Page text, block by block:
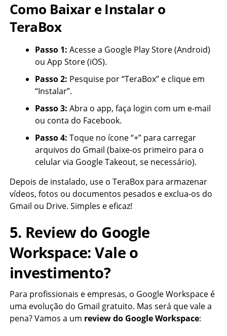
Como Baixar e Instalar o
TeraBox
Passo 1: Acesse a Google Play Store (Android)
ou App Store (iOS).
Passo 2: Pesquise por “TeraBox” e clique em
“Instalar”.
Passo 3: Abra o app, faça login com um e-mail
ou conta do Facebook.
Passo 4: Toque no ícone “+” para carregar
arquivos do Gmail (baixe-os primeiro para o
celular via Google Takeout, se necessário).
Depois de instalado, use o TeraBox para armazenar
vídeos, fotos ou documentos pesados e exclua-os do
Gmail ou Drive. Simples e eficaz!
5. Review do Google
Workspace: Vale o
investimento?
Para profissionais e empresas, o Google Workspace é
uma evolução do Gmail gratuito. Mas será que vale a
pena? Vamos a um review do Google Workspace: